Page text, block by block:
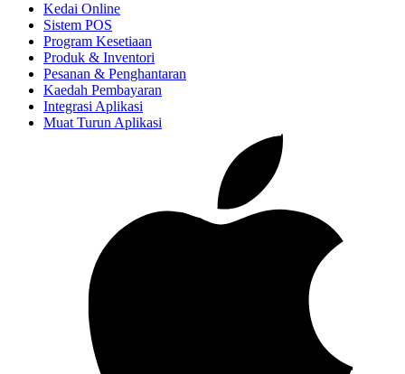
Kedai Online
Sistem POS
Program Kesetiaan
Produk & Inventori
Pesanan & Penghantaran
Kaedah Pembayaran
Integrasi Aplikasi
Muat Turun Aplikasi